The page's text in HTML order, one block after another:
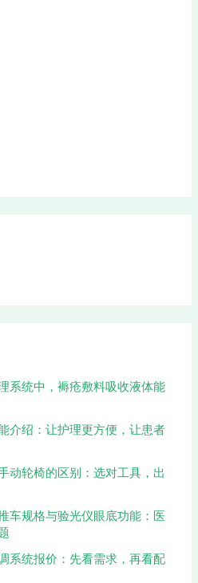
系统中，褥疮敷料吸收液体能
介绍：让护理更方便，让患者
动轮椅的区别：选对工具，出
车规格与验光仪眼底功能：医
系统报价：先看需求，再看配